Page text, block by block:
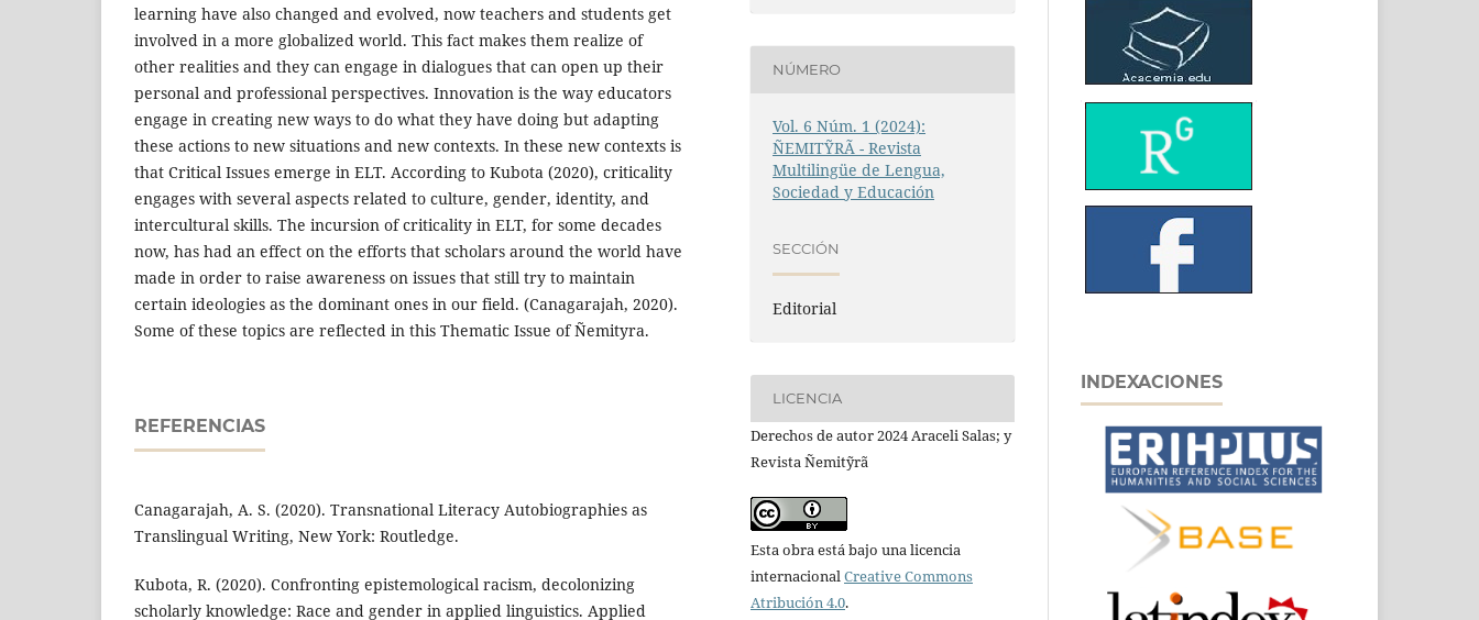
learning have also changed and evolved, now teachers and students get
involved in a more globalized world. This fact makes them realize of
other realities and they can engage in dialogues that can open up their
personal and professional perspectives. Innovation is the way educators
engage in creating new ways to do what they have doing but adapting
these actions to new situations and new contexts. In these new contexts is
that Critical Issues emerge in ELT. According to Kubota (2020), criticality
engages with several aspects related to culture, gender, identity, and
intercultural skills. The incursion of criticality in ELT, for some decades
now, has had an effect on the efforts that scholars around the world have
made in order to raise awareness on issues that still try to maintain
certain ideologies as the dominant ones in our field. (Canagarajah, 2020).
Some of these topics are reflected in this Thematic Issue of Ñemityra.
REFERENCIAS
Canagarajah, A. S. (2020). Transnational Literacy Autobiographies as
Translingual Writing, New York: Routledge.
Kubota, R. (2020). Confronting epistemological racism, decolonizing
scholarly knowledge: Race and gender in applied linguistics. Applied
NÚMERO
Vol. 6 Núm. 1 (2024):
ÑEMITỸRÃ - Revista
Multilingüe de Lengua,
Sociedad y Educación
SECCIÓN
Editorial
LICENCIA
Derechos de autor 2024 Araceli Salas; y
Revista Ñemitỹrã
Esta obra está bajo una licencia
internacionalCreative Commons
Atribución 4.0.
INDEXACIONES